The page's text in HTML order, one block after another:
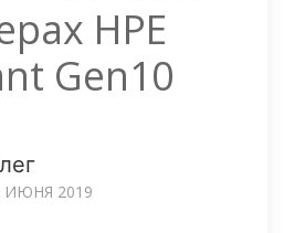
HPE
Gen10
ИЮНЯ 2019